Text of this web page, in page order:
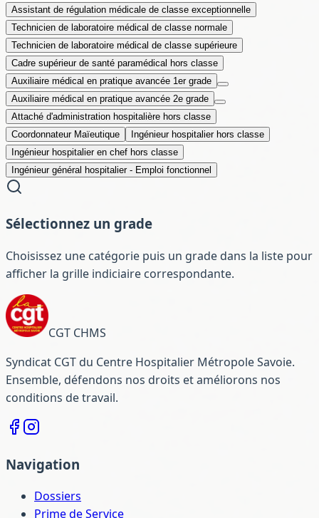
Assistant de régulation médicale de classe exceptionnelle
Technicien de laboratoire médical de classe normale
Technicien de laboratoire médical de classe supérieure
Cadre supérieur de santé paramédical hors classe
Auxiliaire médical en pratique avancée 1er grade
Auxiliaire médical en pratique avancée 2e grade
Attaché d'administration hospitalière hors classe
Coordonnateur Maïeutique
Ingénieur hospitalier hors classe
Ingénieur hospitalier en chef hors classe
Ingénieur général hospitalier - Emploi fonctionnel
Sélectionnez un grade
Choisissez une catégorie puis un grade dans la liste pour
afficher la grille indiciaire correspondante.
CGT CHMS
Syndicat CGT du Centre Hospitalier Métropole Savoie.
Ensemble, défendons nos droits et améliorons nos
conditions de travail.
Navigation
Dossiers
Prime de Service